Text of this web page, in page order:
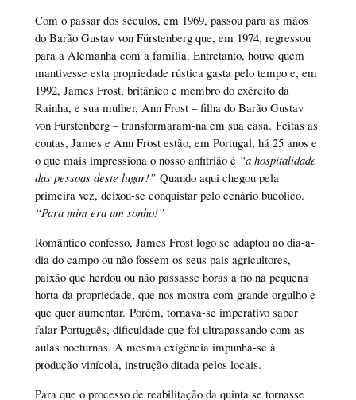
Com o passar dos séculos, em 1969, passou para as mãos
do Barão Gustav von Fürstenberg que, em 1974, regressou
para a Alemanha com a família. Entretanto, houve quem
mantivesse esta propriedade rústica gasta pelo tempo e, em
1992, James Frost, britânico e membro do exército da
Rainha, e sua mulher, Ann Frost – filha do Barão Gustav
von Fürstenberg – transformaram-na em sua casa. Feitas as
contas, James e Ann Frost estão, em Portugal, há 25 anos e
o que mais impressiona o nosso anfitrião é “a hospitalidade
das pessoas deste lugar!”Quando aqui chegou pela
primeira vez, deixou-se conquistar pelo cenário bucólico.
“Para mim era um sonho!”
Romântico confesso, James Frost logo se adaptou ao dia-a-
dia do campo ou não fossem os seus pais agricultores,
paixão que herdou ou não passasse horas a fio na pequena
horta da propriedade, que nos mostra com grande orgulho e
que quer aumentar. Porém, tornava-se imperativo saber
falar Português, dificuldade que foi ultrapassando com as
aulas nocturnas. A mesma exigência impunha-se à
produção vinícola, instrução ditada pelos locais.
Para que o processo de reabilitação da quinta se tornasse